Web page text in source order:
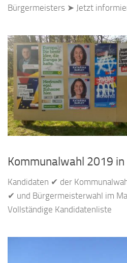
Bürgermeisters ➤ Jetzt
Kommunalwahl 2019 in
Kandidaten ✔ der
✔ und Bürgermeisterwahl im
Vollständige Kandidatenliste